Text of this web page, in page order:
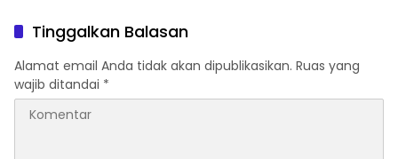
Keputusan Sepihak dan
Tanpa Koordinasi
Tinggalkan Balasan
Alamat email Anda tidak akan dipublikasikan. Ruas yang
wajib ditandai *